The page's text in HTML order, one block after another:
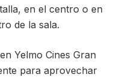
en el centro o en
de la sala.
Yelmo Cines Gran
para aprovechar